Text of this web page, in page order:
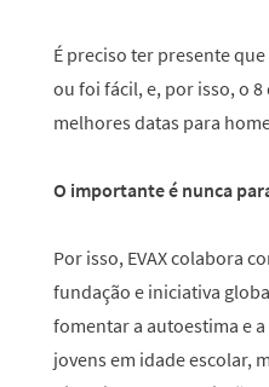
É preciso ter presente
ou foi fácil, e, por isso, o 8
melhores datas para
O importante é nunca
Por isso, EVAX colabora
fundação e iniciativa
fomentar a autoestima e
jovens em idade escolar,